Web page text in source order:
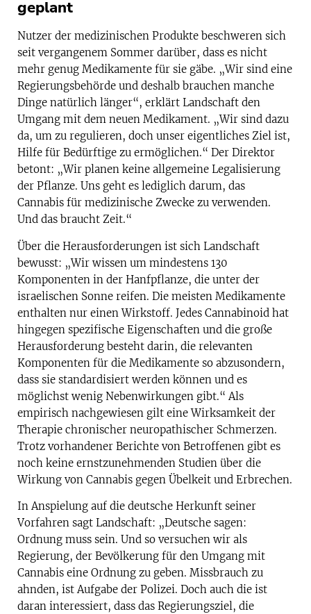
geplant
Nutzer der medizinischen Produkte beschweren sich
seit vergangenem Sommer darüber, dass es nicht
mehr genug Medikamente für sie gäbe. „Wir sind eine
Regierungsbehörde und deshalb brauchen manche
Dinge natürlich länger“, erklärt Landschaft den
Umgang mit dem neuen Medikament. „Wir sind dazu
da, um zu regulieren, doch unser eigentliches Ziel ist,
Hilfe für Bedürftige zu ermöglichen.“ Der Direktor
betont: „Wir planen keine allgemeine Legalisierung
der Pflanze. Uns geht es lediglich darum, das
Cannabis für medizinische Zwecke zu verwenden.
Und das braucht Zeit.“
Über die Herausforderungen ist sich Landschaft
bewusst: „Wir wissen um mindestens 130
Komponenten in der Hanfpflanze, die unter der
israelischen Sonne reifen. Die meisten Medikamente
enthalten nur einen Wirkstoff. Jedes Cannabinoid hat
hingegen spezifische Eigenschaften und die große
Herausforderung besteht darin, die relevanten
Komponenten für die Medikamente so abzusondern,
dass sie standardisiert werden können und es
möglichst wenig Nebenwirkungen gibt.“ Als
empirisch nachgewiesen gilt eine Wirksamkeit der
Therapie chronischer neuropathischer Schmerzen.
Trotz vorhandener Berichte von Betroffenen gibt es
noch keine ernstzunehmenden Studien über die
Wirkung von Cannabis gegen Übelkeit und Erbrechen.
In Anspielung auf die deutsche Herkunft seiner
Vorfahren sagt Landschaft: „Deutsche sagen:
Ordnung muss sein. Und so versuchen wir als
Regierung, der Bevölkerung für den Umgang mit
Cannabis eine Ordnung zu geben. Missbrauch zu
ahnden, ist Aufgabe der Polizei. Doch auch die ist
daran interessiert, dass das Regierungsziel, die